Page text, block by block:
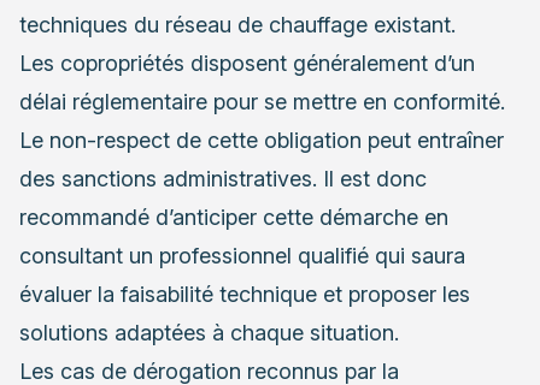
techniques du réseau de chauffage existant.
Les copropriétés disposent généralement d’un
délai réglementaire pour se mettre en conformité.
Le non-respect de cette obligation peut entraîner
des sanctions administratives. Il est donc
recommandé d’anticiper cette démarche en
consultant un professionnel qualifié qui saura
évaluer la faisabilité technique et proposer les
solutions adaptées à chaque situation.
Les cas de dérogation reconnus par la